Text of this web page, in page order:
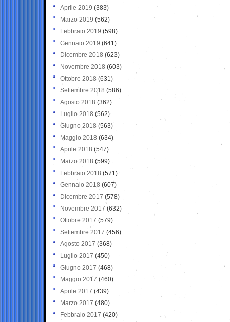
Aprile 2019 (383)
Marzo 2019 (562)
Febbraio 2019 (598)
Gennaio 2019 (641)
Dicembre 2018 (623)
Novembre 2018 (603)
Ottobre 2018 (631)
Settembre 2018 (586)
Agosto 2018 (362)
Luglio 2018 (562)
Giugno 2018 (563)
Maggio 2018 (634)
Aprile 2018 (547)
Marzo 2018 (599)
Febbraio 2018 (571)
Gennaio 2018 (607)
Dicembre 2017 (578)
Novembre 2017 (632)
Ottobre 2017 (579)
Settembre 2017 (456)
Agosto 2017 (368)
Luglio 2017 (450)
Giugno 2017 (468)
Maggio 2017 (460)
Aprile 2017 (439)
Marzo 2017 (480)
Febbraio 2017 (420)